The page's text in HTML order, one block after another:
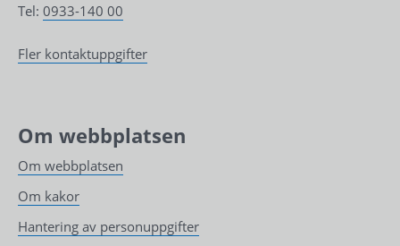
Tel: 0933-140 00
Fler kontaktuppgifter
Om webbplatsen
Om webbplatsen
Om kakor
Hantering av personuppgifter